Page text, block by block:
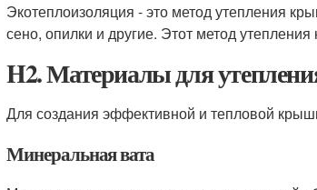
Экотеплоизоляция - это метод утепления
сено, опилки и другие. Этот метод
H2. Материалы для
Для создания эффективной и тепловой
Минеральная вата